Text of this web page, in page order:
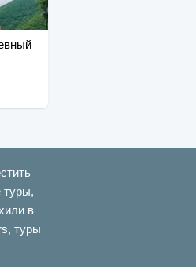
туры,
в
туры